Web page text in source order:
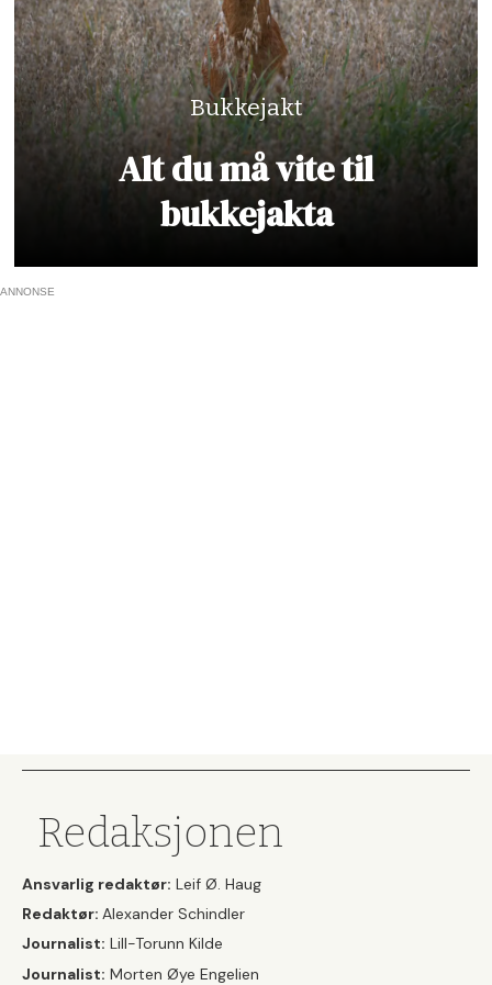
Bukkejakt
Alt du må vite til
bukkejakta
ANNONSE
Redaksjonen
Ansvarlig redaktør: Leif Ø. Haug
Redaktør: Alexander Schindler
Journalist: Lill-Torunn Kilde
Journalist: Morten Øye Engelien